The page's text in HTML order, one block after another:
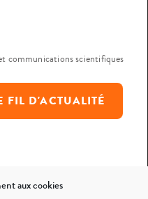
aux cookies
communications scientifiques
FIL D'ACTUALITÉ